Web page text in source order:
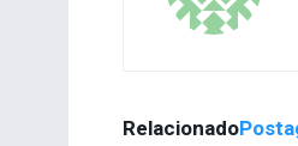
Relacionado